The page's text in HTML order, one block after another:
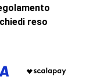
reso